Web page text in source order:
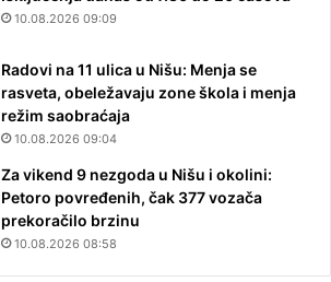
10.08.2026 09:09
Radovi na 11 ulica u Nišu: Menja se
rasveta, obeležavaju zone škola i menja
režim saobraćaja
10.08.2026 09:04
Za vikend 9 nezgoda u Nišu i okolini:
Petoro povređenih, čak 377 vozača
prekoračilo brzinu
10.08.2026 08:58